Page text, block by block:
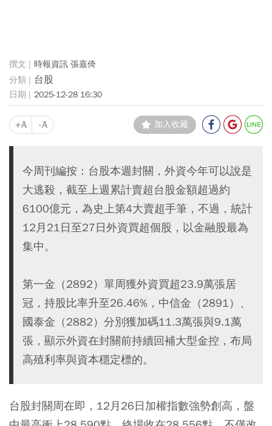
時報資訊 張嘉倚
台股
2025-12-28 16:30
+A -A 加入收藏
今周刊編按：台股本週封關，外資今年可以說是
大逃殺，截至上週累計賣超台股金額超過約
6100億元，為史上第4大賣超手筆，不過，統計
12月21日至27日外資買超個股，以金融股最為
集中。
第一金（2892）單周獲外資買超23.9萬張居
冠，持股比率升至26.46%，中信金（2891）、
國泰金（2882）分別獲加碼11.3萬張與9.1萬
張，顯示外資在封關前持續回補大型金控，布局
高殖利率與資本穩定標的。
台股封關周在即，12月26日加權指數強勢創高，盤